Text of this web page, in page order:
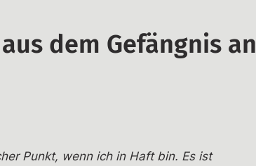
dem Gefängnis an
Punkt, wenn ich in Haft bin. Es ist